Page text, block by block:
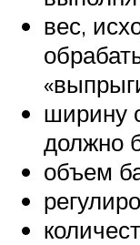
вес,
ширину
должно
объем